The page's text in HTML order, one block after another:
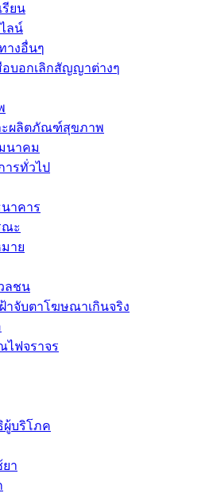
รียน
ลน์
างอื่นๆ
อบอกเลิกสัญญาต่างๆ
ะผลิตภัณฑ์สุขภาพ
นาคม
ารทั่วไป
นาคาร
ณะ
าย
ลชน
าจับตาโฆษณาเกินจริง
ฟจราจร
บริโภค
า